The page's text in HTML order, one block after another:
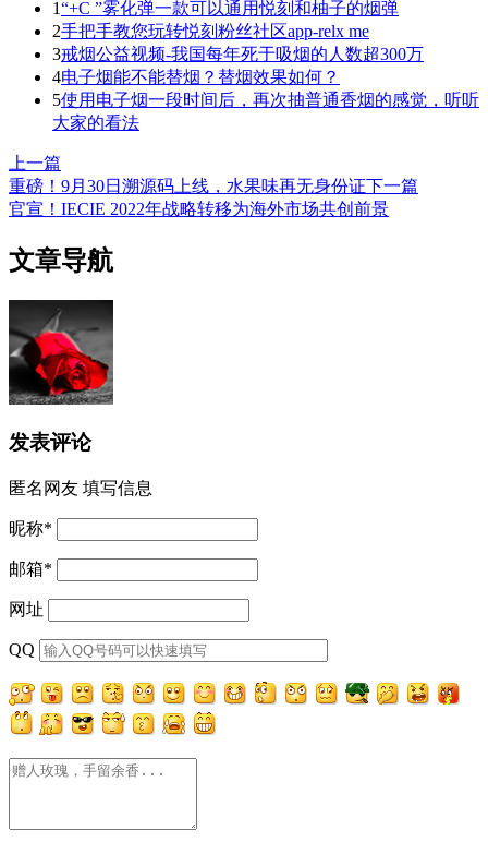
1“+C ”雾化弹一款可以通用悦刻和柚子的烟弹
2手把手教您玩转悦刻粉丝社区app-relx me
3戒烟公益视频-我国每年死于吸烟的人数超300万
4电子烟能不能替烟？替烟效果如何？
5使用电子烟一段时间后，再次抽普通香烟的感觉，听听
大家的看法
上一篇
重磅！9月30日溯源码上线，水果味再无身份证下一篇
官宣！IECIE 2022年战略转移为海外市场共创前景
文章导航
发表评论
匿名网友 填写信息
昵称*
邮箱*
网址
QQ